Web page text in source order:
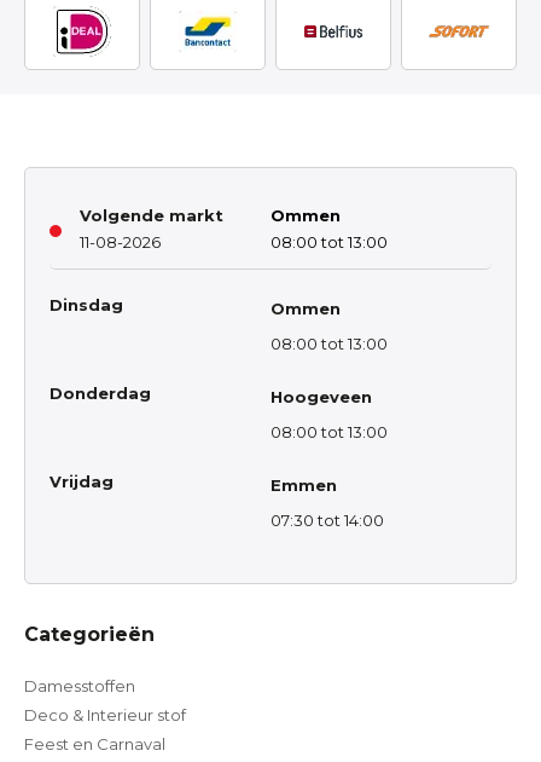
Volgende markt
11-08-2026
Ommen
08:00 tot 13:00
Dinsdag
Ommen
08:00 tot 13:00
Donderdag
Hoogeveen
08:00 tot 13:00
Vrijdag
Emmen
07:30 tot 14:00
Categorieën
Damesstoffen
Deco & Interieur stof
Feest en Carnaval